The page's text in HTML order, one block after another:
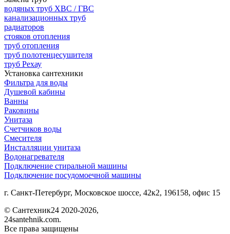
водяных труб ХВС / ГВС
канализационных труб
радиаторов
стояков отопления
труб отопления
труб полотенцесушителя
труб Рехау
Установка сантехники
Фильтра для воды
Душевой кабины
Ванны
Раковины
Унитаза
Счетчиков воды
Смесителя
Инсталляции унитаза
Водонагревателя
Подключение стиральной машины
Подключение посудомоечной машины
г. Санкт-Петербург, Московское шоссе, 42к2, 196158, офис 15
© Сантехник24 2020-2026,
24santehnik.com.
Все права защищены